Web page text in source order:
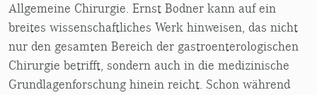
Allgemeine Chirurgie. Ernst Bodner kann auf ein
breites wissenschaftliches Werk hinweisen, das nicht
nur den gesamten Bereich der gastroenterologischen
Chirurgie betrifft, sondern auch in die medizinische
Grundlagenforschung hinein reicht. Schon während